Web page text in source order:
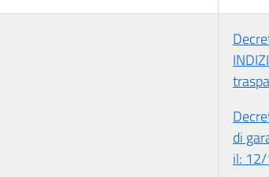
di
il: